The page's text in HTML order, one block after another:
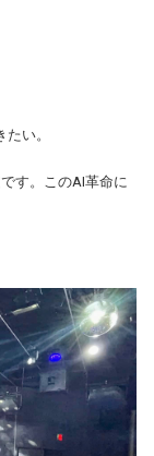
い。
す。このAI革命に